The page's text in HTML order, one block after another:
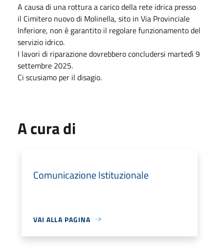
A causa di una rottura a carico della rete idrica presso
il Cimitero nuovo di Molinella, sito in Via Provinciale
Inferiore, non è garantito il regolare funzionamento del
servizio idrico.
I lavori di riparazione dovrebbero concludersi martedì 9
settembre 2025.
Ci scusiamo per il disagio.
A cura di
Comunicazione Istituzionale
VAI ALLA PAGINA